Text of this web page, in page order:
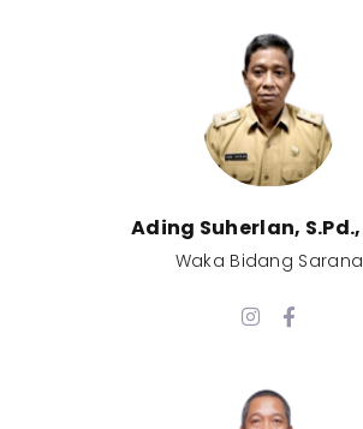
Ading Suherlan, S.Pd.,
Waka Bidang Sarana​